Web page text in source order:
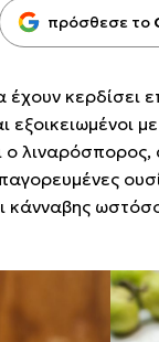
πρόσθεσε το
έχουν κερδίσει
εξοικειωμένοι
ο
κάνναβης